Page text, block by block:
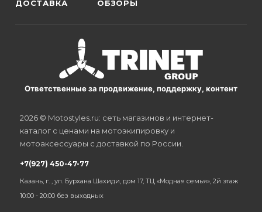
ДОСТАВКА ОБЗОРЫ
Ответственные за продвижение, поддержку, контент
2026 © Motostyles.ru: сеть магазинов и интернет-
каталог с ценами на мотоэкипировку и
мотоаксессуары с доставкой по России.
+7(927) 450-47-77
Казань, г. , ул. Бурхана Шахиди, дом 17, ТЦ «Модная семья», 2й этаж
10:00 - 20:00 без выходных